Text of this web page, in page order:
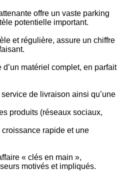
offre un vaste parking
potentielle important.
et régulière, assure un chiffre
d’un matériel complet, en parfait
de livraison ainsi qu’une
produits (réseaux sociaux,
rapide et une
« clés en main »,
motivés et impliqués.